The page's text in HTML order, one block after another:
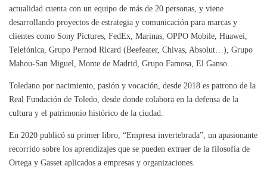
actualidad cuenta con un equipo de más de 20 personas, y viene
desarrollando proyectos de estrategia y comunicación para marcas y
clientes como Sony Pictures, FedEx, Marinas, OPPO Mobile, Huawei,
Telefónica, Grupo Pernod Ricard (Beefeater, Chivas, Absolut…), Grupo
Mahou-San Miguel, Monte de Madrid, Grupo Famosa, El Ganso…
Toledano por nacimiento, pasión y vocación, desde 2018 es patrono de la
Real Fundación de Toledo, desde donde colabora en la defensa de la
cultura y el patrimonio histórico de la ciudad.
En 2020 publicó su primer libro, “Empresa invertebrada”, un apasionante
recorrido sobre los aprendizajes que se pueden extraer de la filosofía de
Ortega y Gasset aplicados a empresas y organizaciones.